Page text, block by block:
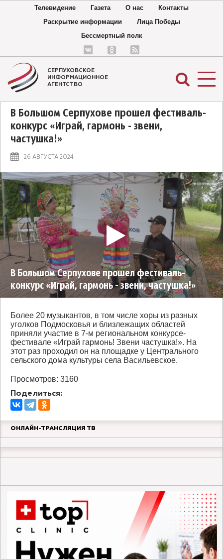
Телевидение Газета О нас
Контакты
Раскрытие информации
Лица Победы
Бессмертный полк
СЕРПУХОВСКОЕ
ИНФОРМАЦИОННОЕ
АГЕНТСТВО
В Большом Серпухове прошел фестиваль-
конкурс «Играй, гармонь - звени,
частушка!»
26 АВГУСТА 2024
В Большом Серпухове прошел фестиваль-
конкурс «Играй, гармонь - звени, частушка!»
Более 20 музыкантов, в том числе хоры из разных
уголков Подмосковья и близлежащих областей
приняли участие в 7-м региональном конкурсе-
фестивале «Играй гармонь! Звени частушка!». На
этот раз проходил он на площадке у Центрального
сельского дома культуры села Васильевское.
Просмотров: 3160
Поделиться:
ОНЛАЙН-ТРАНСЛЯЦИЯ ТВ